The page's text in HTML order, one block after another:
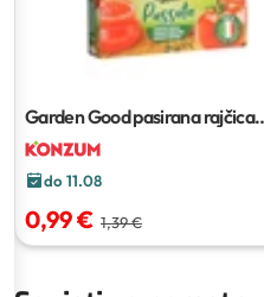
Garden Good pasirana rajčica
3x200 g
do 11.08
0,99 € 1,39 €